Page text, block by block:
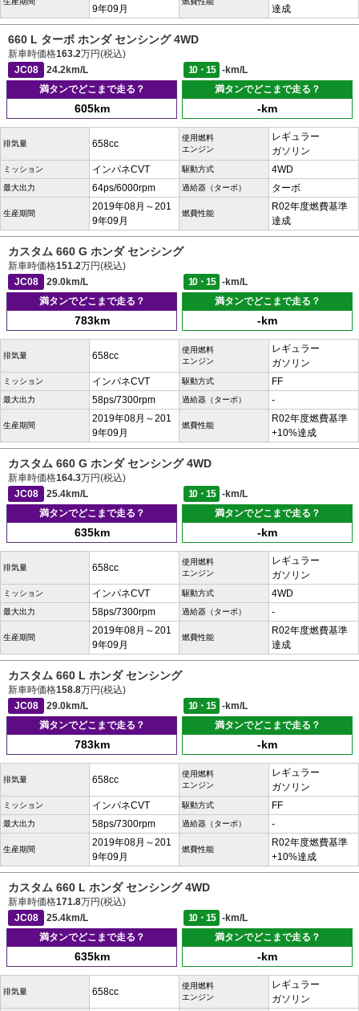
9年09月
達成
660 L ターボ ホンダ センシング 4WD
新車時価格163.2万円(税込)
JC08
24.2km/L 10・15
-km/L
満タンでどこまで走る？
605km
満タンでどこまで走る？
-km
排気量 658cc
使用燃料
エンジン
レギュラー
ガソリン
ミッション インパネCVT 駆動方式 4WD
最大出力 64ps/6000rpm 過給器（ターボ） ターボ
生産期間
2019年08月～201
9年09月
燃費性能
R02年度燃費基準
達成
カスタム 660 G ホンダ センシング
新車時価格151.2万円(税込)
JC08
29.0km/L 10・15
-km/L
満タンでどこまで走る？
783km
満タンでどこまで走る？
-km
排気量 658cc
使用燃料
エンジン
レギュラー
ガソリン
ミッション インパネCVT 駆動方式 FF
最大出力 58ps/7300rpm 過給器（ターボ） -
生産期間
2019年08月～201
9年09月
燃費性能
R02年度燃費基準
+10%達成
カスタム 660 G ホンダ センシング 4WD
新車時価格164.3万円(税込)
JC08
25.4km/L 10・15
-km/L
満タンでどこまで走る？
635km
満タンでどこまで走る？
-km
排気量 658cc
使用燃料
エンジン
レギュラー
ガソリン
ミッション インパネCVT 駆動方式 4WD
最大出力 58ps/7300rpm 過給器（ターボ） -
生産期間
2019年08月～201
9年09月
燃費性能
R02年度燃費基準
達成
カスタム 660 L ホンダ センシング
新車時価格158.8万円(税込)
JC08
29.0km/L 10・15
-km/L
満タンでどこまで走る？
783km
満タンでどこまで走る？
-km
排気量 658cc
使用燃料
エンジン
レギュラー
ガソリン
ミッション インパネCVT 駆動方式 FF
最大出力 58ps/7300rpm 過給器（ターボ） -
生産期間
2019年08月～201
9年09月
燃費性能
R02年度燃費基準
+10%達成
カスタム 660 L ホンダ センシング 4WD
新車時価格171.8万円(税込)
JC08
25.4km/L 10・15
-km/L
満タンでどこまで走る？
635km
満タンでどこまで走る？
-km
排気量 658cc
使用燃料
エンジン
レギュラー
ガソリン